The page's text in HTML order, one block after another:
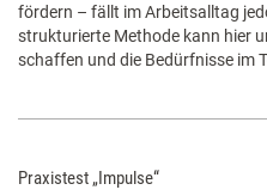
fördern – fällt im Arbeitsalltag
strukturierte Methode kann hier
schaffen und die Bedürfnisse im
Praxistest „Impulse“